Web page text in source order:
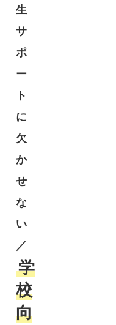
生
サ
ポ
ー
ト
に
欠
か
せ
な
い
／
学
校
向